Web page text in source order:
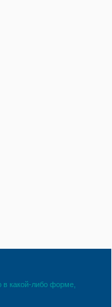
в какой-либо форме,